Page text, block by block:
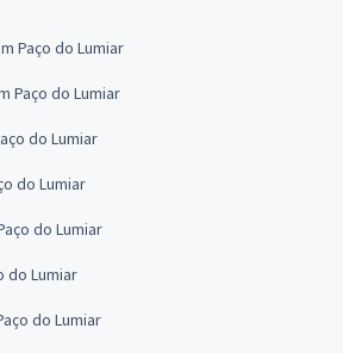
Paço do Lumiar
Paço do Lumiar
do Lumiar
do Lumiar
do Lumiar
do Lumiar
do Lumiar